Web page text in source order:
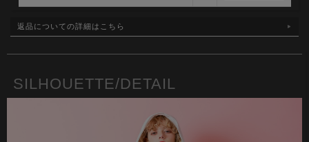
返品についての詳細はこちら
SILHOUETTE/DETAIL